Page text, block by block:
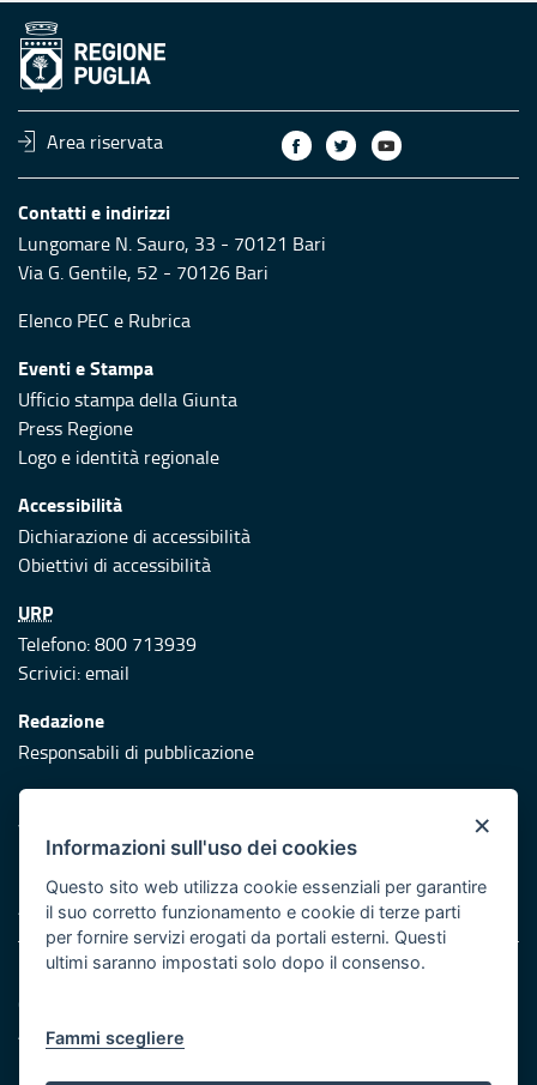
Area riservata
Contatti e indirizzi
Lungomare N. Sauro, 33 - 70121 Bari
Via G. Gentile, 52 - 70126 Bari
Elenco PEC e Rubrica
Eventi e Stampa
Ufficio stampa della Giunta
Press Regione
Logo e identità regionale
Accessibilità
Dichiarazione di accessibilità
Obiettivi di accessibilità
URP
Telefono: 800 713939
Scrivici:email
Redazione
Responsabili di pubblicazione
Protezione civile
Vai al sito di Protezione Civile Puglia
Iniziativa finanziata con risorse del POR Puglia 2014/2020 -
Asse XI
Note legali
Cookie e privacy
Atti di notifica
×
Informazioni sull'uso dei cookies
Questo sito web utilizza cookie essenziali per garantire
il suo corretto funzionamento e cookie di terze parti
per fornire servizi erogati da portali esterni. Questi
ultimi saranno impostati solo dopo il consenso.
Fammi scegliere